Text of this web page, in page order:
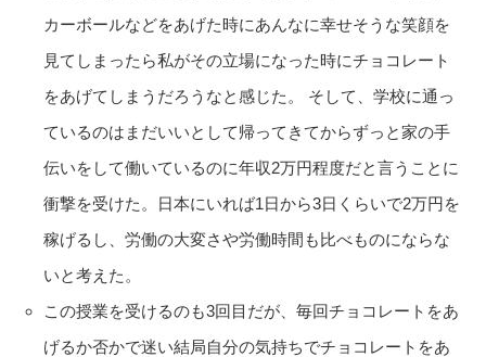
カーボールなどをあげた時にあんなに幸せそうな笑顔を
見てしまったら私がその立場になった時にチョコレート
をあげてしまうだろうなと感じた。 そして、学校に通っ
ているのはまだいいとして帰ってきてからずっと家の手
伝いをして働いているのに年収2万円程度だと言うことに
衝撃を受けた。日本にいれば1日から3日くらいで2万円を
稼げるし、労働の大変さや労働時間も比べものにならな
いと考えた。
この授業を受けるのも3回目だが、毎回チョコレートをあ
げるか否かで迷い結局自分の気持ちでチョコレートをあ